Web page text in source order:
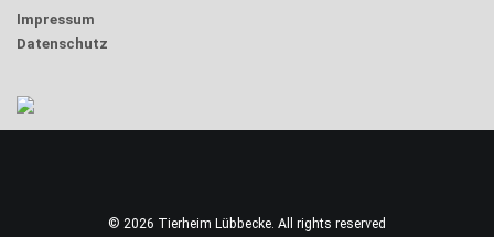
Impressum
Datenschutz
© 2026 Tierheim Lübbecke. All rights reserved